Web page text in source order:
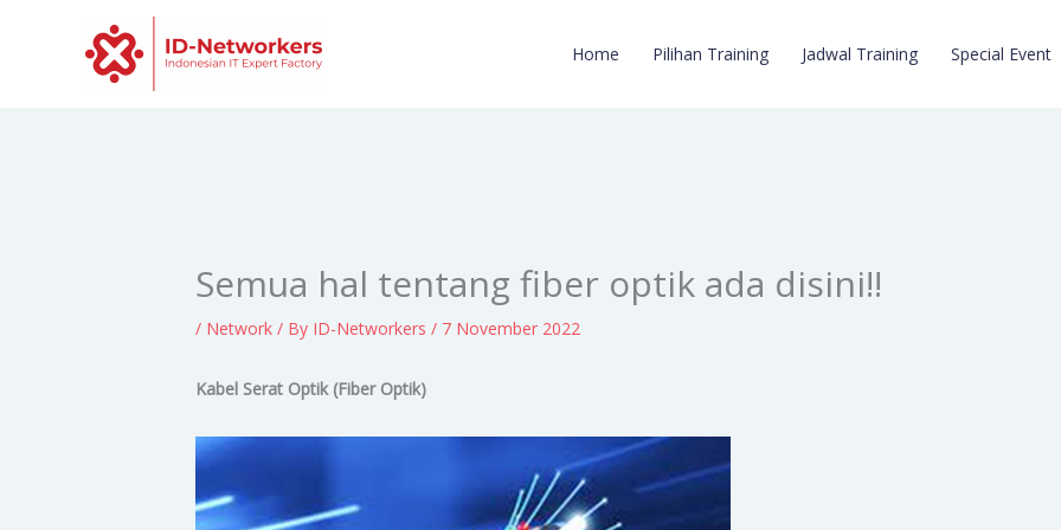
Home Pilihan Training Jadwal Training Special Event
Semua hal tentang fiber optik ada disini!!
/ Network / By ID-Networkers/ 7 November 2022
Kabel Serat Optik (Fiber Optik)